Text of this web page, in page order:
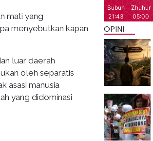
mati yang
menyebutkan kapan
luar daerah
oleh separatis
asasi manusia
yang didominasi
OPINI